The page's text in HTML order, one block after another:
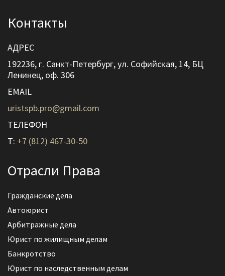
Контакты
АДРЕС
192236, г. Санкт-Петербург, ул. Софийская, 14, БЦ
Ленинец, оф. 306
EMAIL
uristspb.pro@gmail.com
ТЕЛЕФОН
T: +7 (812) 467-30-50
Отрасли Права
Гражданские дела
Автоюрист
Арбитражные дела
Юрист по жилищным делам
Банкротство
Юрист по наследственным делам